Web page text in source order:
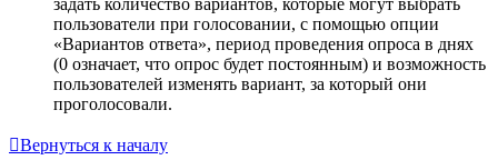
задать количество вариантов, которые могут выбрать
пользователи при голосовании, с помощью опции
«Вариантов ответа», период проведения опроса в днях
(0 означает, что опрос будет постоянным) и возможность
пользователей изменять вариант, за который они
проголосовали.
Вернуться к началу